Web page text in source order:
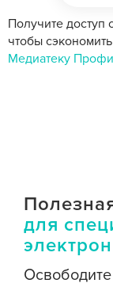
Получите доступ
чтобы
Медиатеку
для